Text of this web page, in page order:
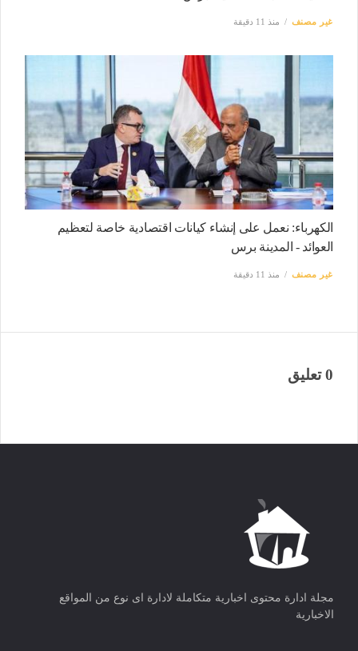
غير مصنف منذ 11 دقيقة
الكهرباء: نعمل على إنشاء كيانات اقتصادية خاصة لتعظيم
العوائد - المدينة برس
غير مصنف منذ 11 دقيقة
0 تعليق
مجلة ادارة محتوى اخبارية متكاملة لادارة اى نوع من المواقع
الاخبارية